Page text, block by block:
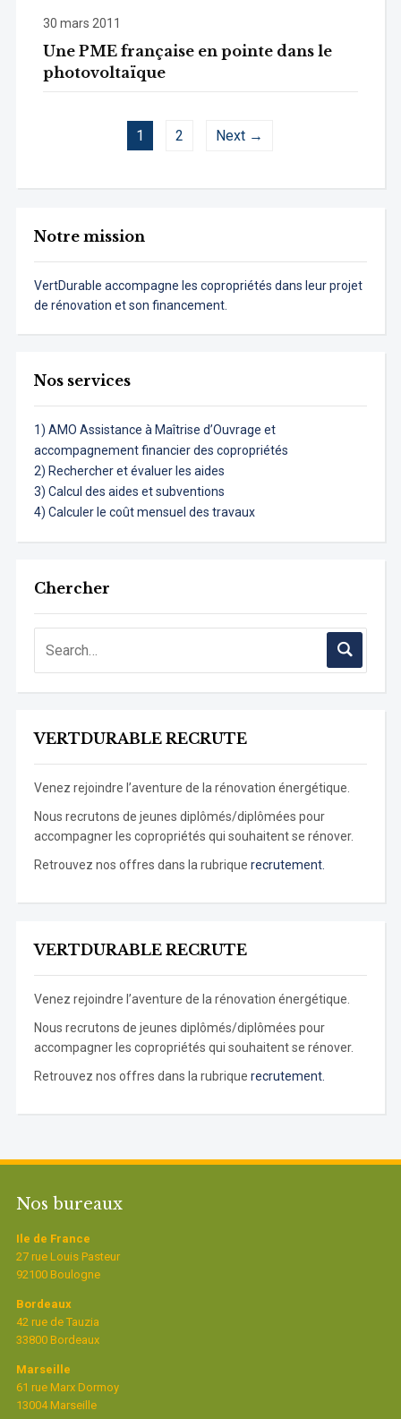
Notre mission
VertDurable accompagne les copropriétés dans leur projet
de rénovation et son financement.
Nos services
1) AMO Assistance à Maîtrise d’Ouvrage et
accompagnement financier des copropriétés
2) Rechercher et évaluer les aides
3) Calcul des aides et subventions
4) Calculer le coût mensuel des travaux
Chercher
VERTDURABLE RECRUTE
Venez rejoindre l’aventure de la rénovation énergétique.
Nous recrutons de jeunes diplômés/diplômées pour
accompagner les copropriétés qui souhaitent se rénover.
Retrouvez nos offres dans la rubrique recrutement.
30 mars 2011
Une PME française en pointe dans le
photovoltaïque
1 2 Next →
VERTDURABLE RECRUTE
Venez rejoindre l’aventure de la rénovation énergétique.
Nous recrutons de jeunes diplômés/diplômées pour
accompagner les copropriétés qui souhaitent se rénover.
Retrouvez nos offres dans la rubrique recrutement.
Nos bureaux
Ile de France
27 rue Louis Pasteur
92100 Boulogne
Bordeaux
42 rue de Tauzia
33800 Bordeaux
Marseille
61 rue Marx Dormoy
13004 Marseille